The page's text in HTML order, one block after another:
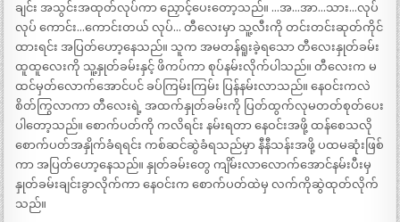
ချင်း အသွင်းအထုတ်လုပ်ကာ ညှောင့်ပေးတော့သည်။ …အ…အာ…သား…လုပ်
လုပ် ကောင်း…ကောင်းတယ် လုပ်… တီလေးမှာ သူ့လီးကို တင်းတင်းဆုတ်ကိုင်
ထားရင်း အပြတ်ဟော့နေသည်။ သူက အမတန်ရူးခဲ့ရသော တီလေးနှုတ်ခမ်း
ထူထူလေးကို သူ့နှုတ်ခမ်းနှင့် ဖိကပ်ကာ စုပ်နမ်းလိုက်ပါသည်။ တီလေးက မ
ထင်မှတ်လောက်အောင်ပင် ခပ်ကြမ်းကြမ်း ပြန်နမ်းလာသည်။ နေဝင်းကလဲ
စိတ်ကြွလာကာ တီလေးရဲ့ အထက်နှုတ်ခမ်းကို ပြတ်ထွက်လုမတတ်စုတ်ပေး
ပါတော့သည်။ စောက်ပတ်ကို ကလိရင်း နမ်းရတာ နေဝင်းအဖို့ ထန်စေသလို
စောက်ပတ်အနှိုက်ခံရရင်း ကစ်ဆင်ဆွဲခံရသည်မှာ နီနီသန်းအဖို့ ပထမဆုံးဖြစ်
ကာ အပြတ်ဟော့နေသည်။ နှုတ်ခမ်းတွေ ကျိမ်းလာလောက်အောင်နမ်းပီးမှ
နှုတ်ခမ်းချင်းခွာလိုက်ကာ နေဝင်းက စောက်ပတ်ထဲမှ လက်ကိုဆွဲထုတ်လိုက်
သည်။